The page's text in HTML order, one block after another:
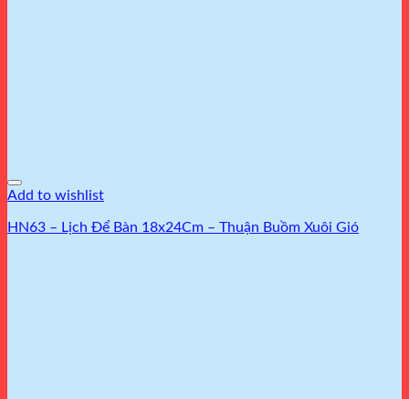
Add to wishlist
HN63 – Lịch Để Bàn 18x24Cm – Thuận Buồm Xuôi Gió